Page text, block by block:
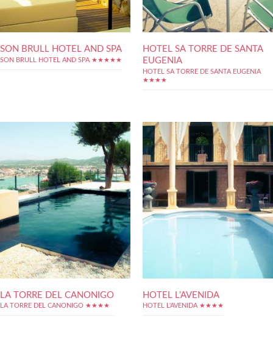
SON BRULL HOTEL AND SPA
SON BRULL HOTEL AND SPA ★★★★★
HOTEL SA TORRE DE SANTA
EUGENIA
HOTEL SA TORRE DE SANTA EUGENIA
★★★★
LA TORRE DEL CANONIGO
LA TORRE DEL CANONIGO ★★★★
HOTEL L’AVENIDA
HOTEL L'AVENIDA ★★★★